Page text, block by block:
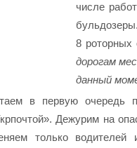
числе
8 роторных
дорогам
данный
в первую очередь
Дежурим на
только